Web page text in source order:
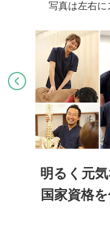
写真は左右に
明るく元
国家資格